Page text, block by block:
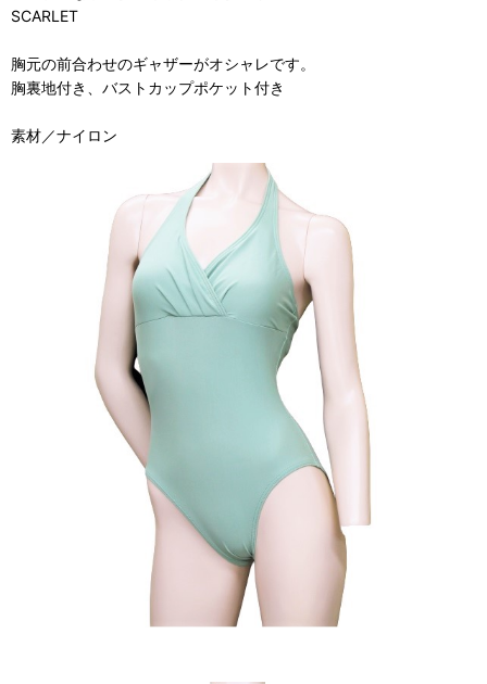
SCARLET
胸元の前合わせのギャザーがオシャレです。
胸裏地付き、バストカップポケット付き
素材／ナイロン